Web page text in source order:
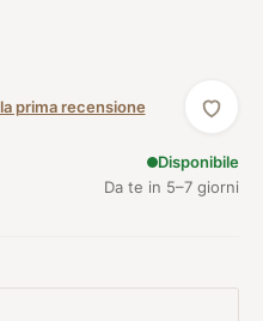
prima recensione
Disponibile
Da te in 5–7 giorni